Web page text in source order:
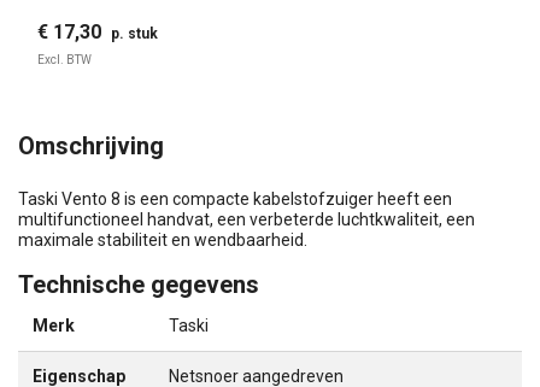
€ 17,30 p. stuk
Excl. BTW
Omschrijving
Taski Vento 8 is een compacte kabelstofzuiger heeft een
multifunctioneel handvat, een verbeterde luchtkwaliteit, een
maximale stabiliteit en wendbaarheid.
Technische gegevens
Merk Taski
Eigenschap Netsnoer aangedreven